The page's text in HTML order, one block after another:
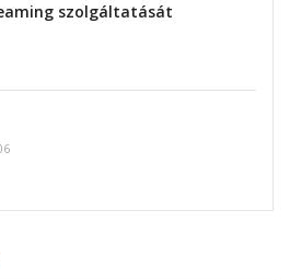
szolgáltatását